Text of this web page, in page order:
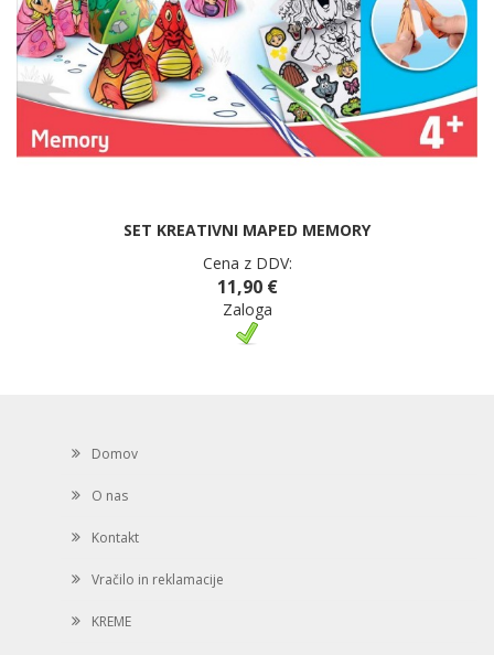
SET KREATIVNI MAPED MEMORY
Cena z DDV:
11,90 €
Zaloga
Domov
O nas
Kontakt
Vračilo in reklamacije
KREME